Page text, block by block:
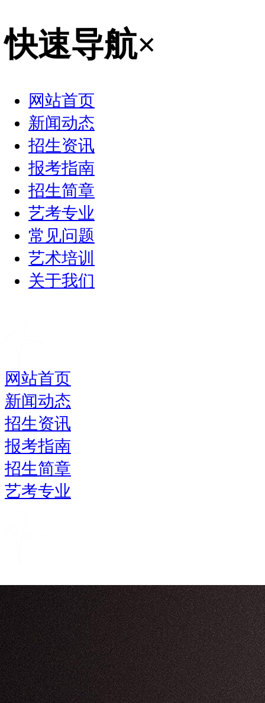
快速导航×
网站首页
新闻动态
招生资讯
报考指南
招生简章
艺考专业
常见问题
艺术培训
关于我们
网站首页
新闻动态
招生资讯
报考指南
招生简章
艺考专业